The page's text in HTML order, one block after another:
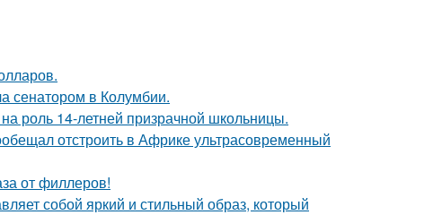
сенатором в Колумбии.
роль 14-летней призрачной школьницы.
отстроить в Африке ультрасовременный
от филлеров!
собой яркий и стильный образ, который